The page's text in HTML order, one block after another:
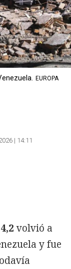
EUROPA
| 14:11
4,2volvió a
y fue